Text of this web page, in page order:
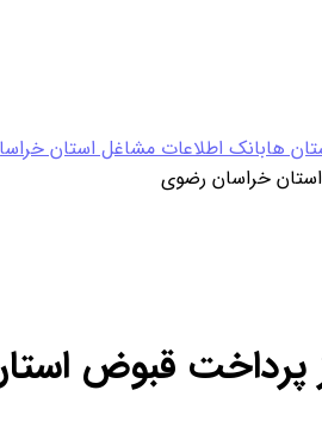
هابانک اطلاعات مشاغل استان
پرداخت قبوض